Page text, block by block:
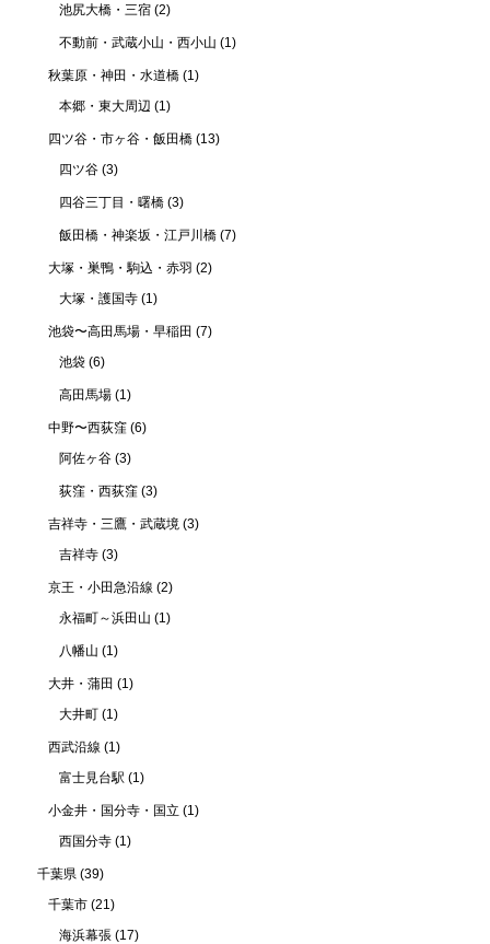
池尻大橋・三宿 (2)
不動前・武蔵小山・西小山 (1)
秋葉原・神田・水道橋 (1)
本郷・東大周辺 (1)
四ツ谷・市ヶ谷・飯田橋 (13)
四ツ谷 (3)
四谷三丁目・曙橋 (3)
飯田橋・神楽坂・江戸川橋 (7)
大塚・巣鴨・駒込・赤羽 (2)
大塚・護国寺 (1)
池袋〜高田馬場・早稲田 (7)
池袋 (6)
高田馬場 (1)
中野〜西荻窪 (6)
阿佐ヶ谷 (3)
荻窪・西荻窪 (3)
吉祥寺・三鷹・武蔵境 (3)
吉祥寺 (3)
京王・小田急沿線 (2)
永福町～浜田山 (1)
八幡山 (1)
大井・蒲田 (1)
大井町 (1)
西武沿線 (1)
富士見台駅 (1)
小金井・国分寺・国立 (1)
西国分寺 (1)
千葉県 (39)
千葉市 (21)
海浜幕張 (17)